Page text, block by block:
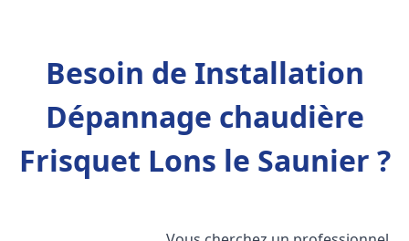
Besoin de Installation
Dépannage chaudière
Frisquet Lons le Saunier ?